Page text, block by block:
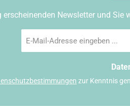
Newsletter und
Mail-
zur Kenntnis